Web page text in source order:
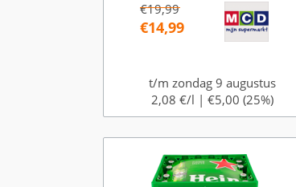
€19,99
€14,99
t/m zondag 9 augustus
2,08 €/l | €5,00 (25%)